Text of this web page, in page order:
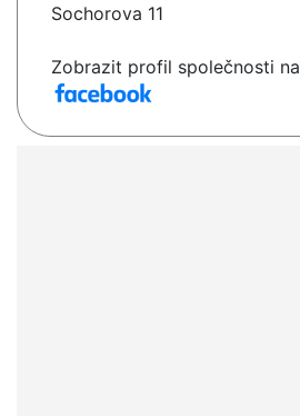
Sochorova 11
Zobrazit profil společnosti na